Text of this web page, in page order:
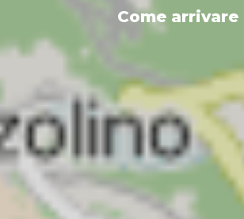
Come arrivare